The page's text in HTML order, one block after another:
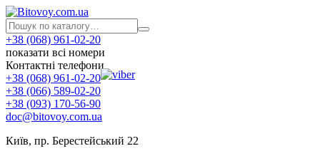
+38 (068) 961-02-20
показати всі номери
Контактні телефони
+38 (068) 961-02-20
+38 (066) 589-02-20
+38 (093) 170-56-90
doc@bitovoy.com.ua
Київ, пр. Берестейський 22